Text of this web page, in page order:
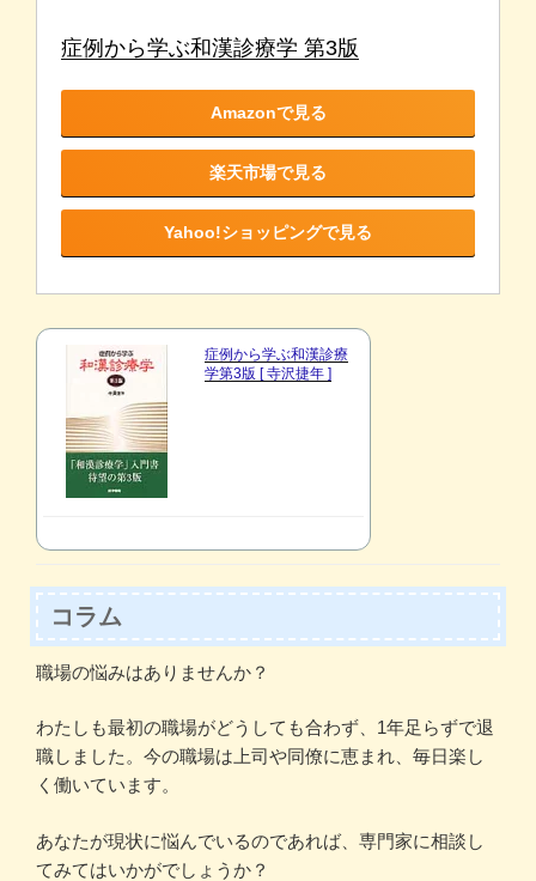
症例から学ぶ和漢診療学 第3版
Amazonで見る
楽天市場で見る
Yahoo!ショッピングで見る
症例から学ぶ和漢診療
学第3版 [ 寺沢捷年 ]
コラム
職場の悩みはありませんか？
わたしも最初の職場がどうしても合わず、1年足らずで退
職しました。今の職場は上司や同僚に恵まれ、毎日楽し
く働いています。
あなたが現状に悩んでいるのであれば、専門家に相談し
てみてはいかがでしょうか？